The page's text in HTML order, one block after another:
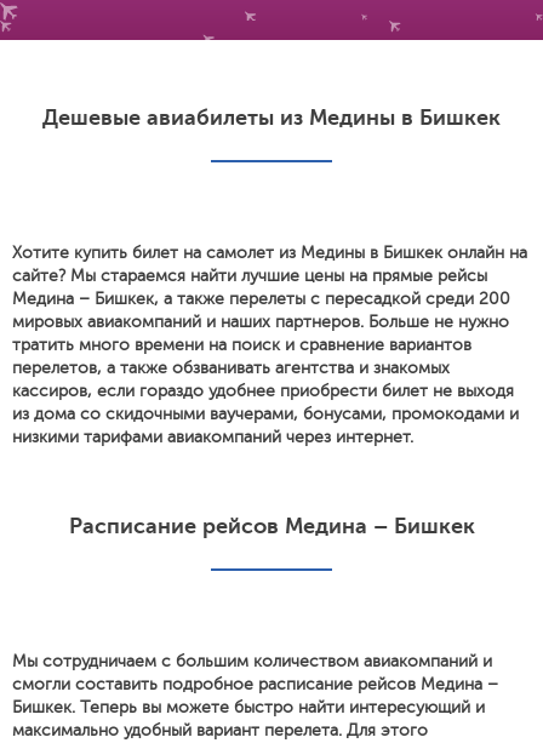
Дешевые авиабилеты из Медины в Бишкек
Хотите купить билет на самолет из Медины в Бишкек онлайн на
сайте? Мы стараемся найти лучшие цены на прямые рейсы
Медина – Бишкек, а также перелеты с пересадкой среди 200
мировых авиакомпаний и наших партнеров. Больше не нужно
тратить много времени на поиск и сравнение вариантов
перелетов, а также обзванивать агентства и знакомых
кассиров, если гораздо удобнее приобрести билет не выходя
из дома со скидочными ваучерами, бонусами, промокодами и
низкими тарифами авиакомпаний через интернет.
Расписание рейсов Медина – Бишкек
Мы сотрудничаем с большим количеством авиакомпаний и
смогли составить подробное расписание рейсов Медина –
Бишкек. Теперь вы можете быстро найти интересующий и
максимально удобный вариант перелета. Для этого